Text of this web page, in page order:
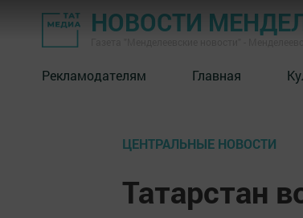
НОВОСТИ
Рекламодателям Главная
ЦЕНТРАЛЬНЫЕ НОВОСТИ
Татарстан